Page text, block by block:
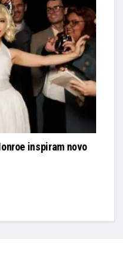
inspiram novo